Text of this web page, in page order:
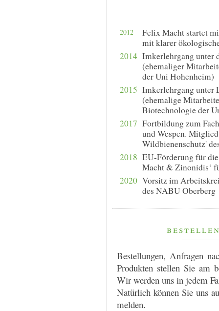
2012
Felix Macht startet
mit klarer
2014 Imkerlehrgang unter
(ehemaliger
der Uni Hohenheim)
2015 Imkerlehrgang unter
(ehemalige
Biotechnologie der
2017 Fortbildung zum
und Wespen.
Wildbienenschutz'
2018 EU-Förderung für
Macht & Zinonidis‘
2020 Vorsitz im
des NABU Oberberg
Bestellungen, Anfragen
Produkten stellen Sie am
Wir werden uns in jedem
Natürlich können Sie uns
melden.